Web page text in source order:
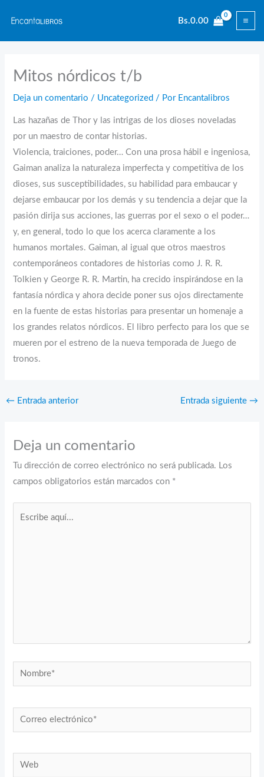
contenido
Bs.0.00
Mitos nórdicos t/b
Deja un comentario / Uncategorized / Por Encantalibros
Las hazañas de Thor y las intrigas de los dioses noveladas
por un maestro de contar historias.
Violencia, traiciones, poder… Con una prosa hábil e ingeniosa,
Gaiman analiza la naturaleza imperfecta y competitiva de los
dioses, sus susceptibilidades, su habilidad para embaucar y
dejarse embaucar por los demás y su tendencia a dejar que la
pasión dirija sus acciones, las guerras por el sexo o el poder…
y, en general, todo lo que los acerca claramente a los
humanos mortales. Gaiman, al igual que otros maestros
contemporáneos contadores de historias como J. R. R.
Tolkien y George R. R. Martin, ha crecido inspirándose en la
fantasía nórdica y ahora decide poner sus ojos directamente
en la fuente de estas historias para presentar un homenaje a
los grandes relatos nórdicos. El libro perfecto para los que se
mueren por el estreno de la nueva temporada de Juego de
tronos.
← Entrada anterior Entrada siguiente →
Deja un comentario
Tu dirección de correo electrónico no será publicada. Los
campos obligatorios están marcados con *
Nombre*
Correo
electrónico*
Web